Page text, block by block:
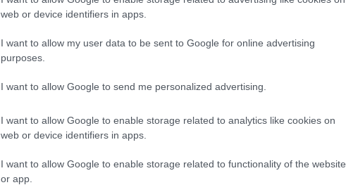
web or device identifiers in apps.
I want to allow my user data to be sent to Google for online advertising
purposes.
I want to allow Google to send me personalized advertising.
I want to allow Google to enable storage related to analytics like cookies on
web or device identifiers in apps.
I want to allow Google to enable storage related to functionality of the website
or app.
Napközben a hőmérséklet akár a 40 fokot is
elérheti.